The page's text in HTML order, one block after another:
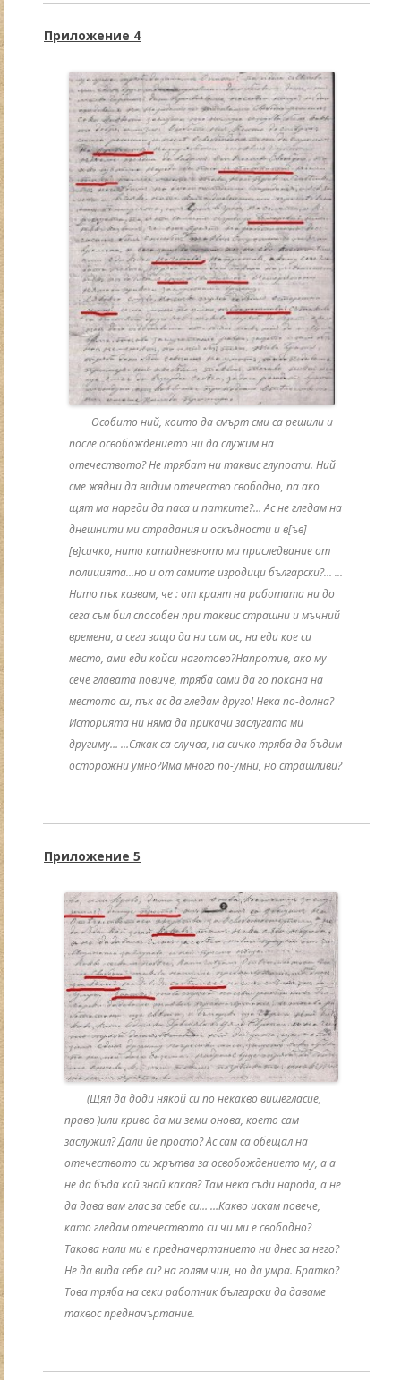
Приложение 4
Особито ний, които да смърт сми са решили и
после освобождението ни да служим на
отечеството? Не трябат ни таквис глупости. Ний
сме жядни да видим отечество свободно, па ако
щят ма нареди да паса и патките?… Ас не гледам на
днешнити ми страдания и оскъдности и в[ъв]
[в]сичко, нито катадневното ми приследвание от
полицията…но и от самите изродици български?… …
Нито пък казвам, че : от краят на работата ни до
сега съм бил способен при таквис страшни и мъчний
времена, а сега защо да ни сам ас, на еди кое си
место, ами еди койси наготово?Напротив, ако му
сече главата повиче, тряба сами да го покана на
местото си, пък ас да гледам друго! Нека по-долна?
Историята ни няма да прикачи заслугата ми
другиму… …Сякак са случва, на сичко тряба да бъдим
осторожни умно?Има много по-умни, но страшливи?
Приложение 5
(Щял да доди някой си по некакво вишегласие,
право )или криво да ми земи онова, което сам
заслужил? Дали йе просто? Ас сам са обещал на
отечеството си жрътва за освобождението му, а а
не да бъда кой знай какав? Там нека съди народа, а не
да дава вам глас за себе си… …Какво искам повече,
като гледам отечеството си чи ми е свободно?
Такова нали ми е предначертанието ни днес за него?
Не да вида себе си? на голям чин, но да умра. Братко?
Това тряба на секи работник български да даваме
таквос предначъртание.